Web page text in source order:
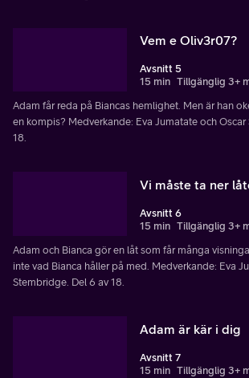
Vem e Oliv3r07?
Avsnitt 5
15 min Tillgänglig 3+
Adam får reda på Biancas hemlighet. Men är han
en kompis? Medverkande: Eva Jumatate och
18.
Vi måste ta ner
Avsnitt 6
15 min Tillgänglig 3+
Adam och Bianca gör en låt som får många
inte vad Bianca håller på med. Medverkande: Eva
Stembridge. Del 6 av 18.
Adam är kär i dig
Avsnitt 7
15 min Tillgänglig 3+